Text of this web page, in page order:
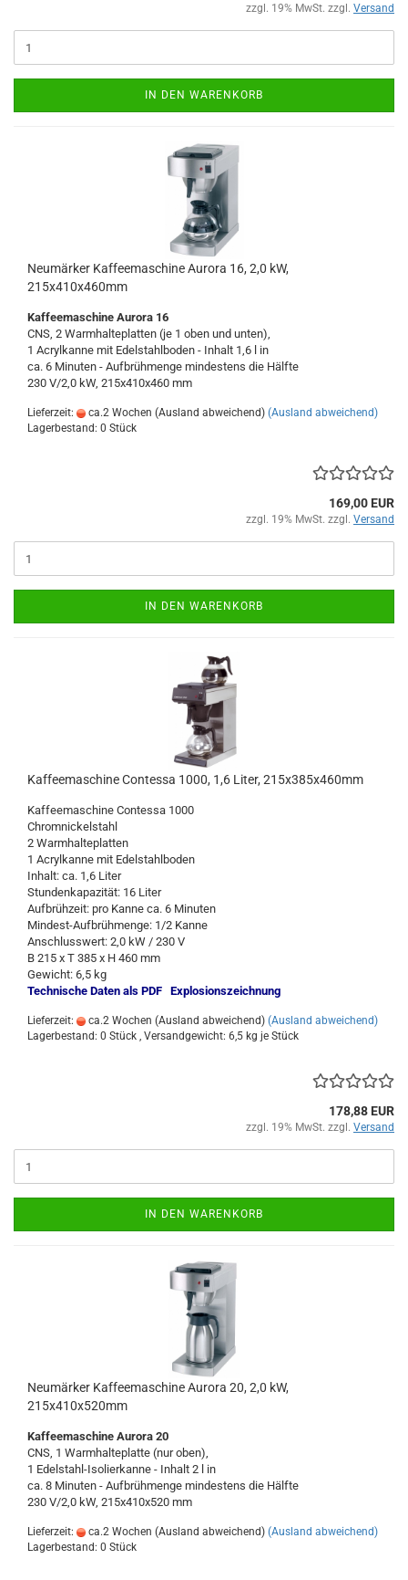
zzgl. 19% MwSt. zzgl. Versand
IN DEN WARENKORB
Neumärker Kaffeemaschine Aurora 16, 2,0 kW,
215x410x460mm
Kaffeemaschine Aurora 16
CNS, 2 Warmhalteplatten (je 1 oben und unten),
1 Acrylkanne mit Edelstahlboden - Inhalt 1,6 l in
ca. 6 Minuten - Aufbrühmenge mindestens die Hälfte
230 V/2,0 kW, 215x410x460 mm
Lieferzeit: ca.2 Wochen (Ausland abweichend) (Ausland abweichend)
Lagerbestand: 0 Stück
169,00 EUR
zzgl. 19% MwSt. zzgl. Versand
IN DEN WARENKORB
Kaffeemaschine Contessa 1000, 1,6 Liter, 215x385x460mm
Kaffeemaschine Contessa 1000
Chromnickelstahl
2 Warmhalteplatten
1 Acrylkanne mit Edelstahlboden
Inhalt: ca. 1,6 Liter
Stundenkapazität: 16 Liter
Aufbrühzeit: pro Kanne ca. 6 Minuten
Mindest-Aufbrühmenge: 1/2 Kanne
Anschlusswert: 2,0 kW / 230 V
B 215 x T 385 x H 460 mm
Gewicht: 6,5 kg
Technische Daten als PDF Explosionszeichnung
Lieferzeit: ca.2 Wochen (Ausland abweichend) (Ausland abweichend)
Lagerbestand: 0 Stück , Versandgewicht: 6,5 kg je Stück
178,88 EUR
zzgl. 19% MwSt. zzgl. Versand
IN DEN WARENKORB
Neumärker Kaffeemaschine Aurora 20, 2,0 kW,
215x410x520mm
Kaffeemaschine Aurora 20
CNS, 1 Warmhalteplatte (nur oben),
1 Edelstahl-Isolierkanne - Inhalt 2 l in
ca. 8 Minuten - Aufbrühmenge mindestens die Hälfte
230 V/2,0 kW, 215x410x520 mm
Lieferzeit: ca.2 Wochen (Ausland abweichend) (Ausland abweichend)
Lagerbestand: 0 Stück